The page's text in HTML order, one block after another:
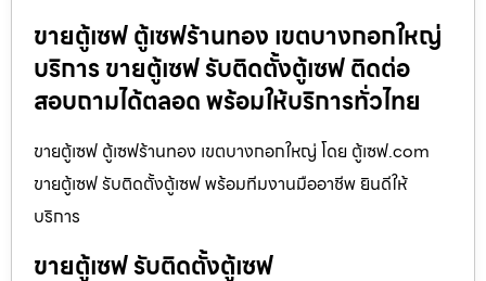
ขายตู้เซฟ ตู้เซฟร้านทอง เขตบางกอกใหญ่
บริการ ขายตู้เซฟ รับติดตั้งตู้เซฟ ติดต่อ
สอบถามได้ตลอด พร้อมให้บริการทั่วไทย
ขายตู้เซฟ ตู้เซฟร้านทอง เขตบางกอกใหญ่ โดย ตู้เซฟ.com
ขายตู้เซฟ รับติดตั้งตู้เซฟ พร้อมทีมงานมืออาชีพ ยินดีให้
บริการ
ขายตู้เซฟ รับติดตั้งตู้เซฟ